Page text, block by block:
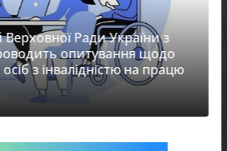
Ради України з
опитування щодо
осіб з інвалідністю на працю